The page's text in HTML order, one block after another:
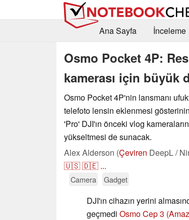
Ana Sayfa
İnceleme
Osmo Pocket 4P:
kamerası için büyük
Osmo Pocket 4P'nin lansmanı
telefoto lensin eklenmesi
'Pro' DJI'ın önceki vlog
yükseltmesi de sunacak.
Alex Alderson (Çeviren DeepL /
🇺🇸🇩🇪 ...
Camera Gadget
DJI'ın cihazın yerini
geçmedi Osmo Cep 3